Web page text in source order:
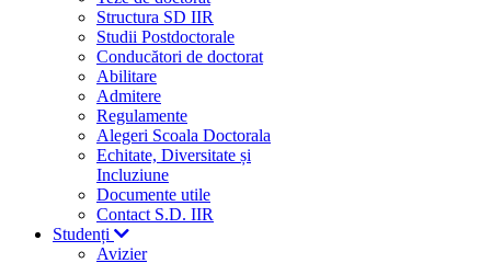
Structura SD IIR
Studii Postdoctorale
Conducători de doctorat
Abilitare
Admitere
Regulamente
Alegeri Scoala Doctorala
Echitate, Diversitate și
Incluziune
Documente utile
Contact S.D. IIR
Studenți
Avizier